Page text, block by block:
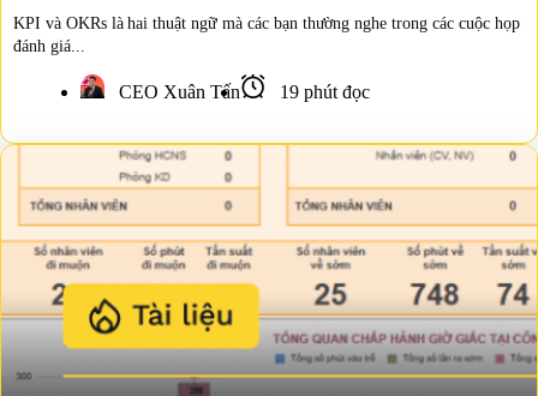
KPI và OKRs là hai thuật ngữ mà các bạn thường nghe trong các cuộc họp
đánh giá...
CEO Xuân Tấn 19 phút đọc